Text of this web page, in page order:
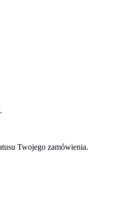
Twojego zamówienia.